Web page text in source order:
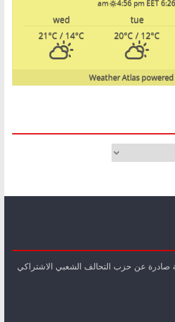
6:26 am
4:56 pm EET
tue
wed
20°C / 12°C
21°C / 14°C
Weather Atlas
صادرة عن حزب التحالف الشعبي الاشتراكي